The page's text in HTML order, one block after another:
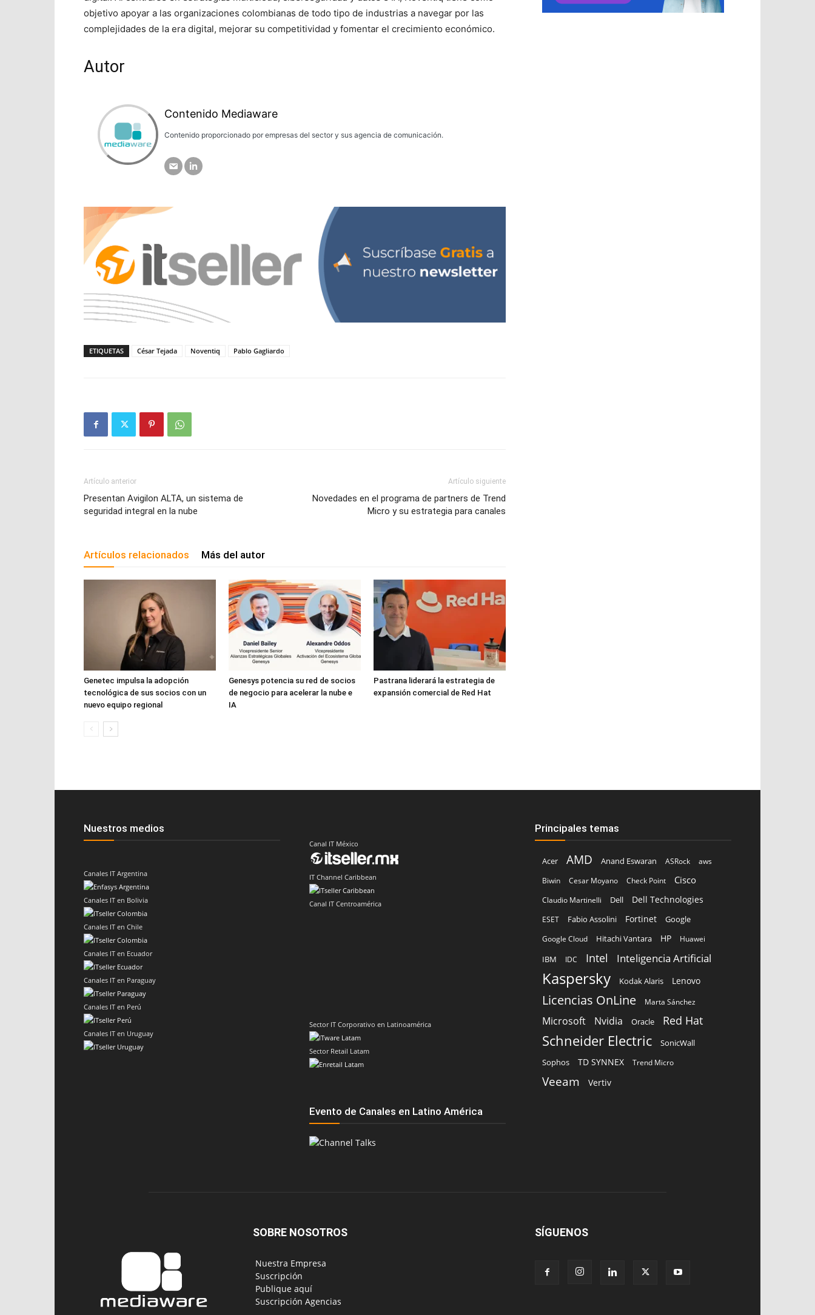
objetivo apoyar a las organizaciones colombianas de todo tipo de industrias a navegar por las
complejidades de la era digital, mejorar su competitividad y fomentar el crecimiento económico.
Autor
Contenido Mediaware
Contenido proporcionado por empresas del sector y sus agencia de comunicación.
ETIQUETAS César Tejada Noventiq Pablo Gagliardo
Artículo anterior
Presentan Avigilon ALTA, un sistema de
seguridad integral en la nube
Artículo siguiente
Novedades en el programa de partners de Trend
Micro y su estrategia para canales
Artículos relacionados Más del autor
Genetec impulsa la adopción
tecnológica de sus socios con un
nuevo equipo regional
Genesys potencia su red de socios
de negocio para acelerar la nube e
IA
Pastrana liderará la estrategia de
expansión comercial de Red Hat
Nuestros medios
Canales IT Argentina
Canales IT en Bolivia
Canales IT en Chile
Canales IT en Ecuador
Canales IT en Paraguay
Canales IT en Perú
Canales IT en Uruguay
Canal IT México
IT Channel Caribbean
Canal IT Centroamérica
Sector IT Corporativo en Latinoamérica
Sector Retail Latam
Evento de Canales en Latino América
Principales temas
Acer AMD Anand Eswaran ASRock
aws
Biwin
Cesar Moyano Check Point Cisco
Claudio Martinelli Dell Dell Technologies
ESET Fabio Assolini Fortinet
Google
Google Cloud
Hitachi Vantara HP Huawei
IBM IDC Intel Inteligencia Artificial
Kaspersky Kodak Alaris Lenovo
Licencias OnLine Marta Sánchez
Microsoft Nvidia Oracle Red Hat
Schneider Electric SonicWall
Sophos TD SYNNEX Trend Micro
Veeam Vertiv
SOBRE NOSOTROS
‎ Nuestra Empresa
‎ Suscripción
‎ Publique aquí
‎ Suscripción Agencias
SÍGUENOS